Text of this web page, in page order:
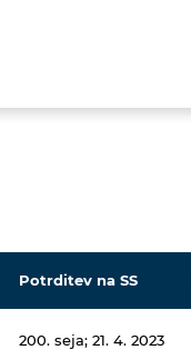
Potrditev na SS
200. seja; 21. 4. 2023